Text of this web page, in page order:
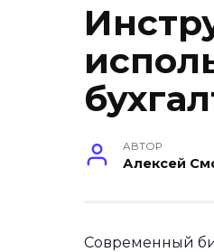
АВТОР
Алексей
Современный